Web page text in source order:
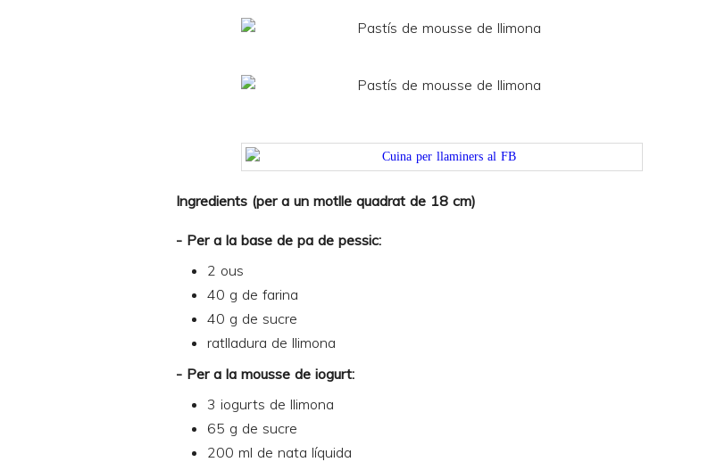
Ingredients (per a un motlle quadrat de 18 cm)
- Per a la base de pa de pessic:
2 ous
40 g de farina
40 g de sucre
ratlladura de llimona
- Per a la mousse de iogurt:
3 iogurts de llimona
65 g de sucre
200 ml de nata líquida